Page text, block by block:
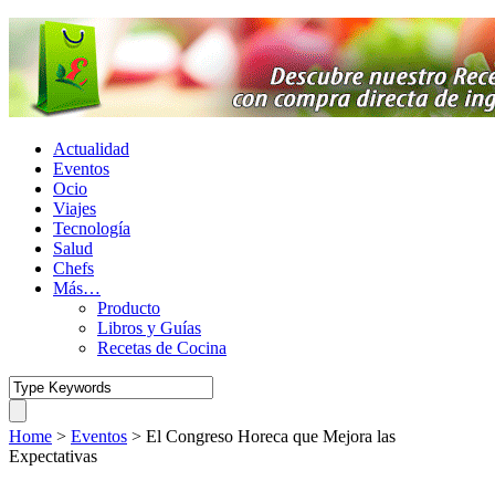
Actualidad
Eventos
Ocio
Viajes
Tecnología
Salud
Chefs
Más…
Producto
Libros y Guías
Recetas de Cocina
Home > Eventos > El Congreso Horeca que Mejora las
Expectativas